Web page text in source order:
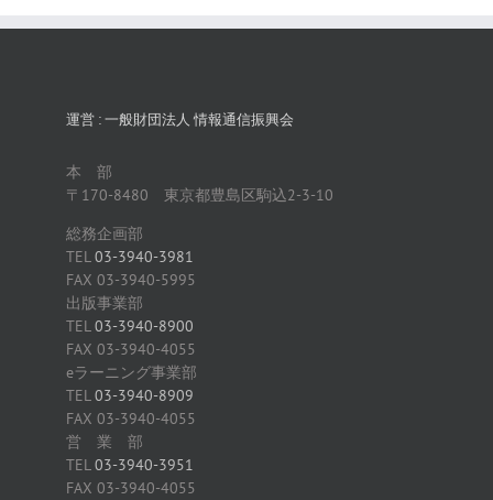
運営 : 一般財団法人 情報通信振興会
本 部
〒170-8480 東京都豊島区駒込2-3-10
総務企画部
TEL03-3940-3981
FAX 03-3940-5995
出版事業部
TEL03-3940-8900
FAX 03-3940-4055
eラーニング事業部
TEL03-3940-8909
FAX 03-3940-4055
営 業 部
TEL03-3940-3951
FAX 03-3940-4055